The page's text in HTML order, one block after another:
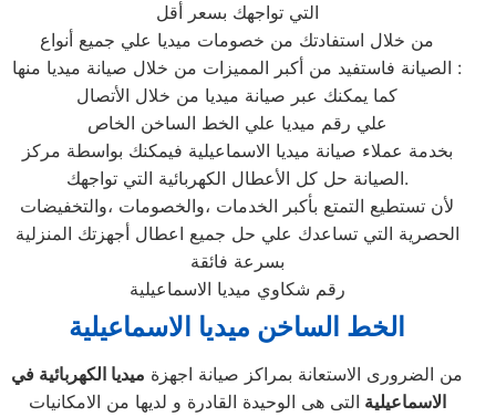
التي تواجهك بسعر أقل
من خلال استفادتك من خصومات ميديا علي جميع أنواع
الصيانة فاستفيد من أكبر المميزات من خلال صيانة ميديا منها :
كما يمكنك عبر صيانة ميديا من خلال الأتصال
علي رقم ميديا علي الخط الساخن الخاص
بخدمة عملاء صيانة ميديا الاسماعيلية فيمكنك بواسطة مركز
الصيانة حل كل الأعطال الكهربائية التي تواجهك.
لأن تستطيع التمتع بأكبر الخدمات ،والخصومات ،والتخفيضات
الحصرية التي تساعدك علي حل جميع اعطال أجهزتك المنزلية
بسرعة فائقة
رقم شكاوي ميديا الاسماعيلية
الخط الساخن ميديا الاسماعيلية
من الضرورى الاستعانة بمراكز صيانة اجهزة ميديا الكهربائية في
الاسماعيلية التى هى الوحيدة القادرة و لديها من الامكانيات